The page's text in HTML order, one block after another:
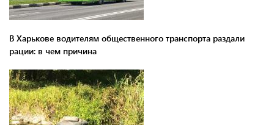
В Харькове водителям общественного транспорта раздали
рации: в чем причина